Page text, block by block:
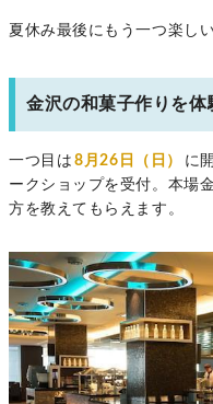
夏休み最後にもう一つ楽し
金沢の和菓子作りを
一つ目は 8月26日（日）
に
ークショップを受付。本場
方を教えてもらえます。